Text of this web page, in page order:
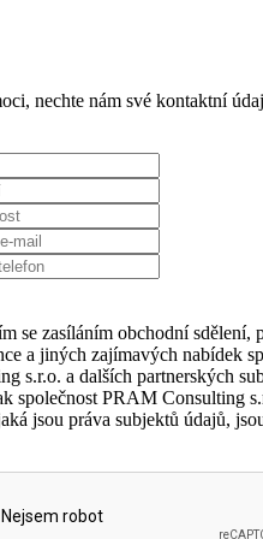
nechte nám své kontaktní
se zasíláním obchodní sdělení,
a jiných zajímavých nabídek
s.r.o. a dalších partnerských
společnost PRAM Consulting
jsou práva subjektů údajů,